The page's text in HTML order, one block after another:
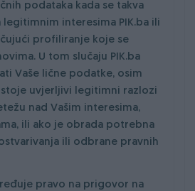
podataka kada se takva
legitimnim interesima PIK.ba ili
profiliranje koje se
U tom slučaju PIK.ba
Vaše lične podatke, osim
uvjerljivi legitimni razlozi
nad Vašim interesima,
ili ako je obrada potrebna
ili odbrane pravnih
pravo na prigovor na